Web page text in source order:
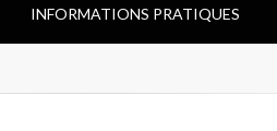
INFORMATIONS PRATIQUES